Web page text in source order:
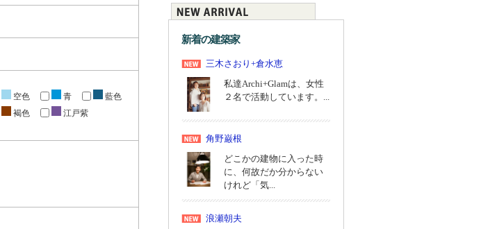
空色 青
藍色
褐色
江戸紫
新着の建築家
三木さおり+倉水恵
私達Archi+Glamは、女性
２名で活動しています。...
角野巌根
どこかの建物に入った時
に、何故だか分からない
けれど「気...
浪瀬朝夫